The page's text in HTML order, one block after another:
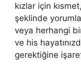
kızlar için
şeklinde
veya herhangi
ve his
gerektiğine